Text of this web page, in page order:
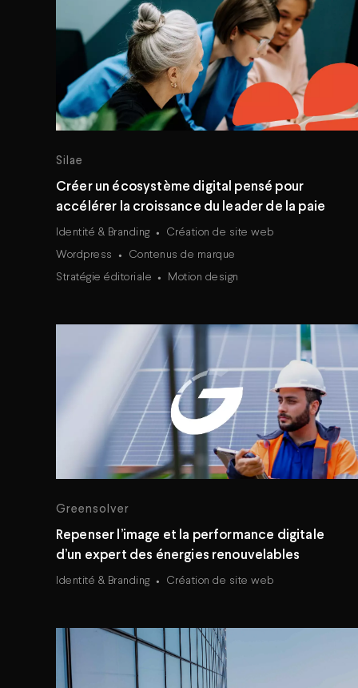
Silae
Créer un écosystème digital pensé pour
accélérer la croissance du leader de la paie
Identité & Branding
Création de site web
Wordpress
Contenus de marque
Stratégie éditoriale
Motion design
Greensolver
Repenser l’image et la performance digitale
d’un expert des énergies renouvelables
Identité & Branding Création de site web